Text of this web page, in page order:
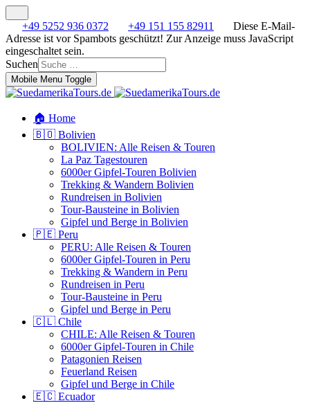
+49 5252 936 0372 +49 151 155 82911
Diese E-Mail-
Adresse ist vor Spambots geschützt! Zur Anzeige muss JavaScript
eingeschaltet sein.
Suchen
Mobile Menu Toggle
🏠 Home
🇧🇴 Bolivien
BOLIVIEN: Alle Reisen & Touren
La Paz Tagestouren
6000er Gipfel-Touren Bolivien
Trekking & Wandern Bolivien
Rundreisen in Bolivien
Tour-Bausteine in Bolivien
Gipfel und Berge in Bolivien
🇵🇪 Peru
PERU: Alle Reisen & Touren
6000er Gipfel-Touren in Peru
Trekking & Wandern in Peru
Rundreisen in Peru
Tour-Bausteine in Peru
Gipfel und Berge in Peru
🇨🇱 Chile
CHILE: Alle Reisen & Touren
6000er Gipfel-Touren in Chile
Patagonien Reisen
Feuerland Reisen
Gipfel und Berge in Chile
🇪🇨 Ecuador